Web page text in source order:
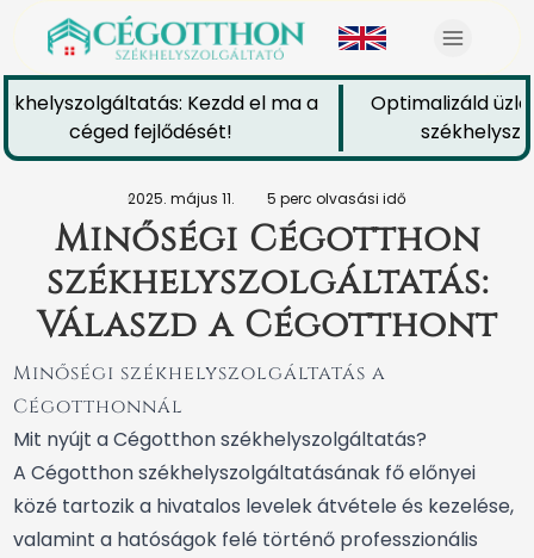
Kezdd el ma a
céged fejlődését!
Optimalizáld
2025. május 11. 5 perc olvasási idő
Minőségi Cégotthon
székhelyszolgáltatás:
Válaszd a Cégotthont
Minőségi székhelyszolgáltatás a
Cégotthonnál
Mit nyújt a Cégotthon székhelyszolgáltatás?
A Cégotthon székhelyszolgáltatásának fő előnyei
közé tartozik a hivatalos levelek átvétele és kezelése,
valamint a hatóságok felé történő professzionális